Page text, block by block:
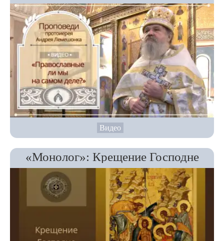
Видео
«Монолог»: Крещение Господне